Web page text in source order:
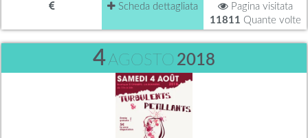
Scheda dettagliata
Pagina visitata
11811 Quante volte
4AGOSTO 2018